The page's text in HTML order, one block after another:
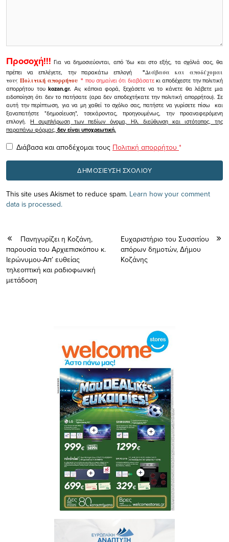
Προσοχή!!! Για να δημοσιεύονται, από 'δω και στο εξής, τα σχόλιά σας, θα
πρέπει να επιλέγετε, την παρακάτω επιλογή
"Διάβασα και αποδέχομαι
τουςΠολιτική απορρήτου" που σημαίνει ότι διαβάσατεκι αποδέχεστε την πολιτική
απορρήτου τουkozan.gr. Αν, κάποια φορά, ξεχάσετε να το κάνετε θα λάβετε μια
ειδοποίηση ότι δεν το πατήσατε (αρα δεν αποδεχτήκατε την πολιτική απορρήτου). Σε
αυτή την περίπτωση, για να μη χαθεί το σχόλιο σας, πατήστε να γυρίσετε πίσω και
ξαναπατήστε "δημοσίευση", τσεκάροντας, προηγουμένως, την προαναφερόμενη
επιλογή.Η συμπλήρωση των πεδίων όνομα, Ηλ. διεύθυνση και ιστότοπος, της
παραπάνω φόρμας, δεν είναι υποχρεωτική.
Διάβασα και αποδέχομαι τους Πολιτική απορρήτου *
This site uses Akismet to reduce spam. Learn how your comment
data is processed.
Πανηγυρίζει η Κοζάνη,
παρουσία του Αρχιεπισκόπου κ.
Ιερώνυμου-Απ’ ευθείας
τηλεοπτική και ραδιοφωνική
μετάδοση
Ευχαριστήριο του Συσσιτίου
απόρων δημοτών, Δήμου
Κοζάνης